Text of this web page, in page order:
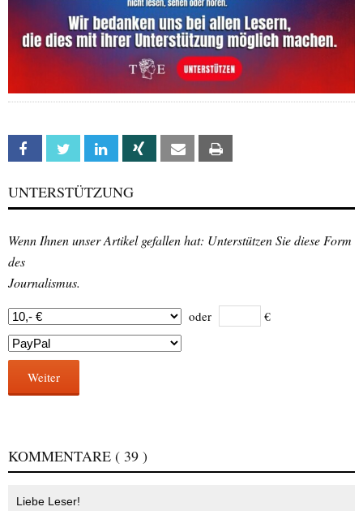
Facebook Twitter Linkedin Xing Email
UNTERSTÜTZUNG
Wenn Ihnen unser Artikel gefallen hat: Unterstützen Sie diese Form
des
Journalismus.
oder €
Weiter
KOMMENTARE ( 39 )
Liebe Leser!